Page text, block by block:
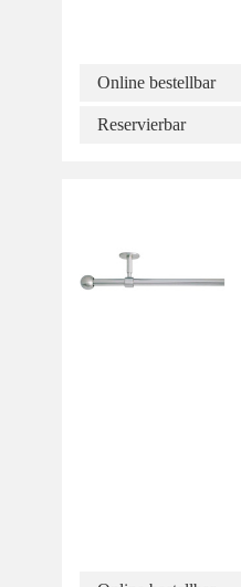
Online bestellbar
Reservierbar